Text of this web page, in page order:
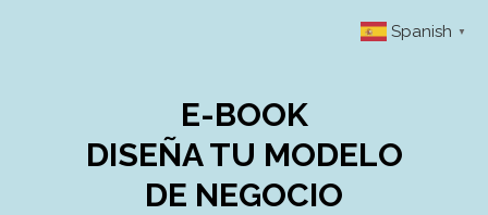
E-BOOK
DISEÑA TU MODELO
DE NEGOCIO
Spanish ▼